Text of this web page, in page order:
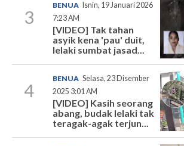
3
BENUA
Isnin, 19 Januari 2026
7:23 AM
[VIDEO] Tak tahan
asyik kena 'pau' duit,
lelaki sumbat jasad...
4
BENUA Selasa, 23 Disember
2025 3:01 AM
[VIDEO] Kasih seorang
abang, budak lelaki tak
teragak-agak terjun...